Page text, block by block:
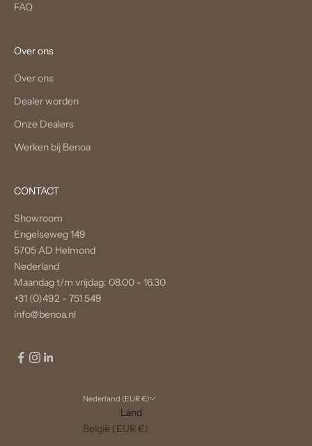
FAQ
Over ons
Over ons
Dealer worden
Onze Dealers
Werken bij Benoa
CONTACT
Showroom
Engelseweg 149
5705 AD Helmond
Nederland
Maandag t/m vrijdag: 08.00 - 16.30
+31 (0)492 - 751 549
info@benoa.nl
Nederland (EUR €)
Land
België (EUR €)